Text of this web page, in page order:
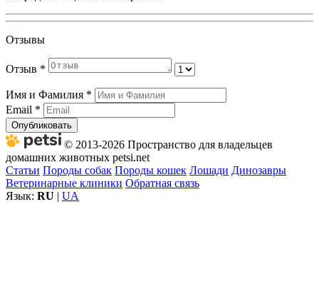
Отзывы
Отзыв *
Имя и Фамилия *
Email *
Опубликовать
© 2013-2026 Пространство для владельцев
домашних животных petsi.net
Статьи Породы собак Породы кошек Лошади Динозавры
Ветеринарные клиники Обратная связь
Язык: RU | UA